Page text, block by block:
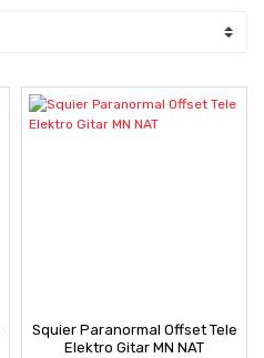
Squier Paranormal Offset Tele
Elektro Gitar MN NAT